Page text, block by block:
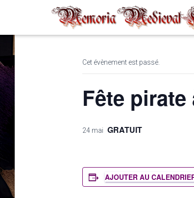
« Tous les Évènements
Cet évènement est passé.
Fête pirate
24 mai GRATUIT
AJOUTER AU